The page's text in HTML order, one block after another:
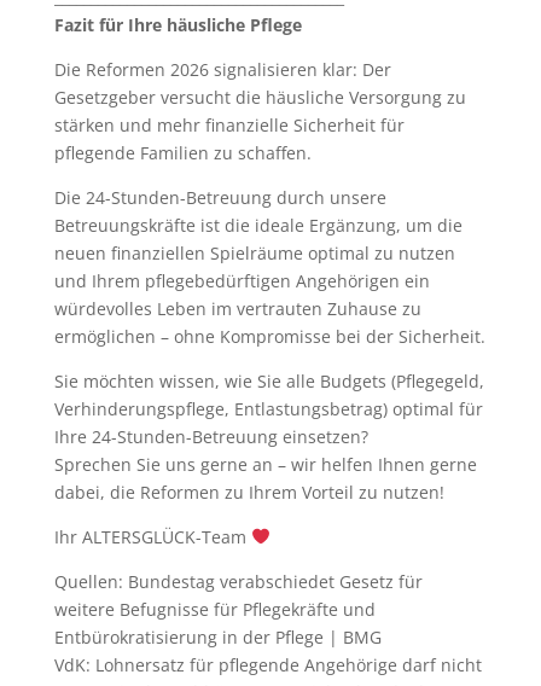
Fazit für Ihre häusliche Pflege
Die Reformen 2026 signalisieren klar: Der
Gesetzgeber versucht die häusliche Versorgung zu
stärken und mehr finanzielle Sicherheit für
pflegende Familien zu schaffen.
Die 24-Stunden-Betreuung durch unsere
Betreuungskräfte ist die ideale Ergänzung, um die
neuen finanziellen Spielräume optimal zu nutzen
und Ihrem pflegebedürftigen Angehörigen ein
würdevolles Leben im vertrauten Zuhause zu
ermöglichen – ohne Kompromisse bei der Sicherheit.
Sie möchten wissen, wie Sie alle Budgets (Pflegegeld,
Verhinderungspflege, Entlastungsbetrag) optimal für
Ihre 24-Stunden-Betreuung einsetzen?
Sprechen Sie uns gerne an – wir helfen Ihnen gerne
dabei, die Reformen zu Ihrem Vorteil zu nutzen!
Ihr ALTERSGLÜCK-Team
Quellen: Bundestag verabschiedet Gesetz für
weitere Befugnisse für Pflegekräfte und
Entbürokratisierung in der Pflege | BMG
VdK: Lohnersatz für pflegende Angehörige darf nicht